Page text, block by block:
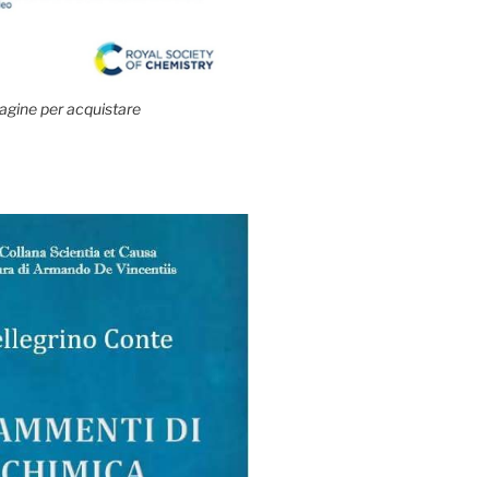
per acquistare